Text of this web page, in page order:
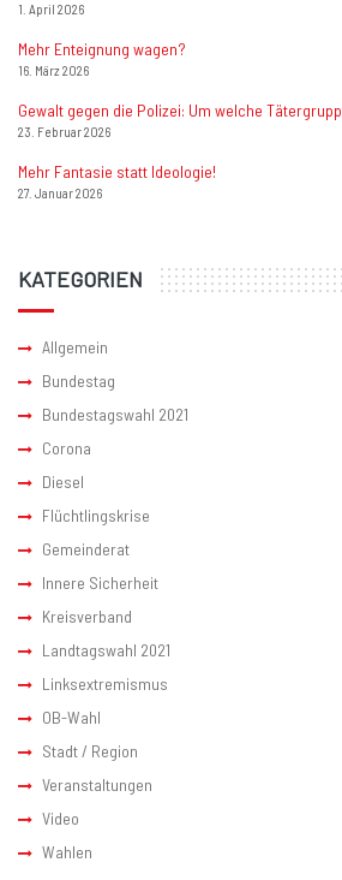
1. April 2026
Mehr Enteignung wagen?
16. März 2026
Gewalt gegen die Polizei: Um welche
23. Februar 2026
Mehr Fantasie statt Ideologie!
27. Januar 2026
KATEGORIEN
Allgemein
Bundestag
Bundestagswahl 2021
Corona
Diesel
Flüchtlingskrise
Gemeinderat
Innere Sicherheit
Kreisverband
Landtagswahl 2021
Linksextremismus
OB-Wahl
Stadt / Region
Veranstaltungen
Video
Wahlen